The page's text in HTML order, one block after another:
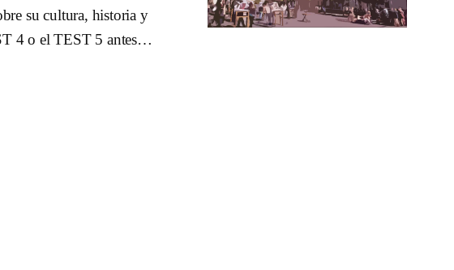
su cultura, historia y
4 o el TEST 5 antes…